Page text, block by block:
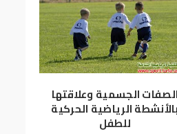
الصفات الجسمية وعلاقتها
بالأنشطة الرياضية الحركية
للطفل